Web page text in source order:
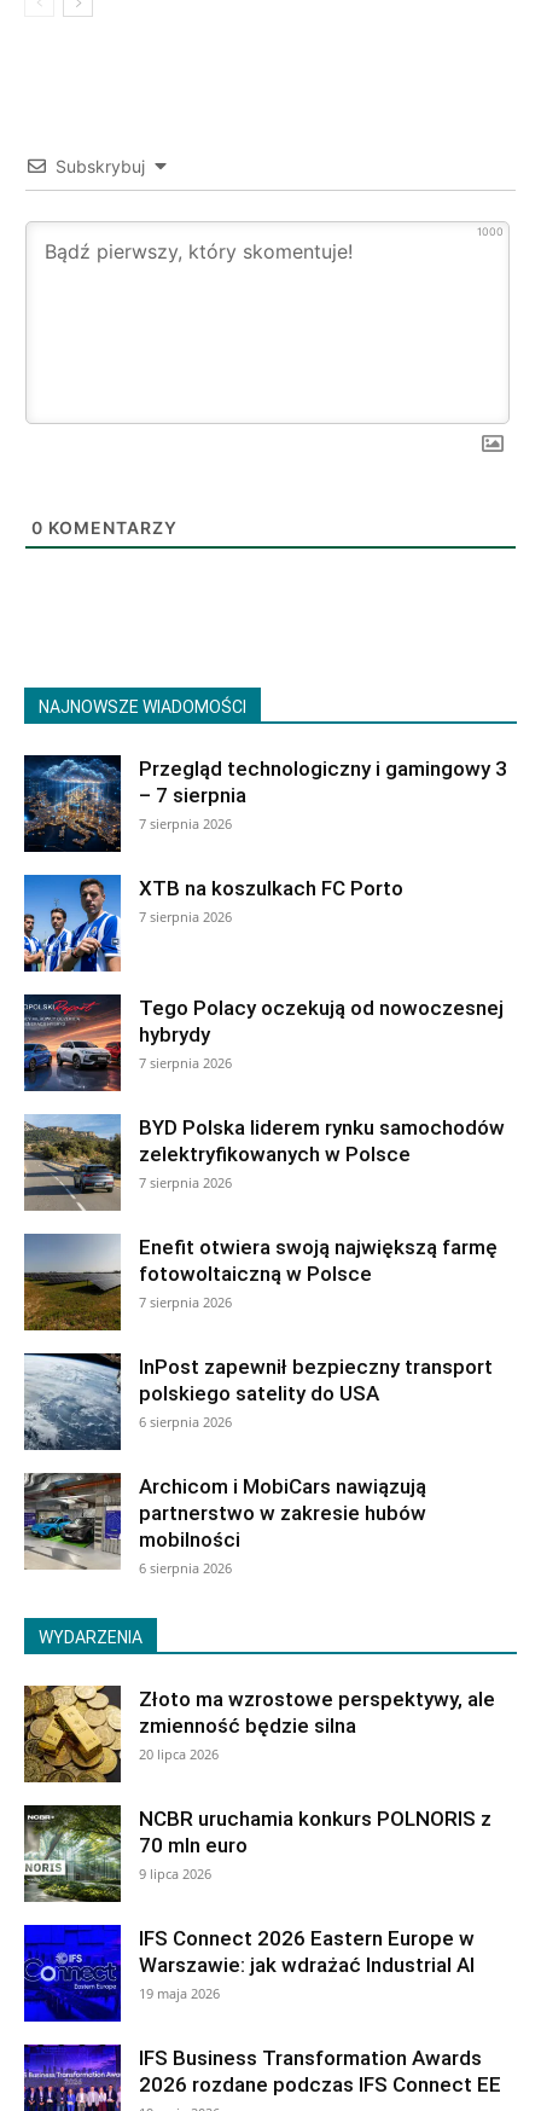
Subskrybuj
1000
0 KOMENTARZY
NAJNOWSZE WIADOMOŚCI
Przegląd technologiczny i gamingowy 3
– 7 sierpnia
7 sierpnia 2026
XTB na koszulkach FC Porto
7 sierpnia 2026
Tego Polacy oczekują od nowoczesnej
hybrydy
7 sierpnia 2026
BYD Polska liderem rynku samochodów
zelektryfikowanych w Polsce
7 sierpnia 2026
Enefit otwiera swoją największą farmę
fotowoltaiczną w Polsce
7 sierpnia 2026
InPost zapewnił bezpieczny transport
polskiego satelity do USA
6 sierpnia 2026
Archicom i MobiCars nawiązują
partnerstwo w zakresie hubów
mobilności
6 sierpnia 2026
WYDARZENIA
Złoto ma wzrostowe perspektywy, ale
zmienność będzie silna
20 lipca 2026
NCBR uruchamia konkurs POLNORIS z
70 mln euro
9 lipca 2026
IFS Connect 2026 Eastern Europe w
Warszawie: jak wdrażać Industrial AI
19 maja 2026
IFS Business Transformation Awards
2026 rozdane podczas IFS Connect EE